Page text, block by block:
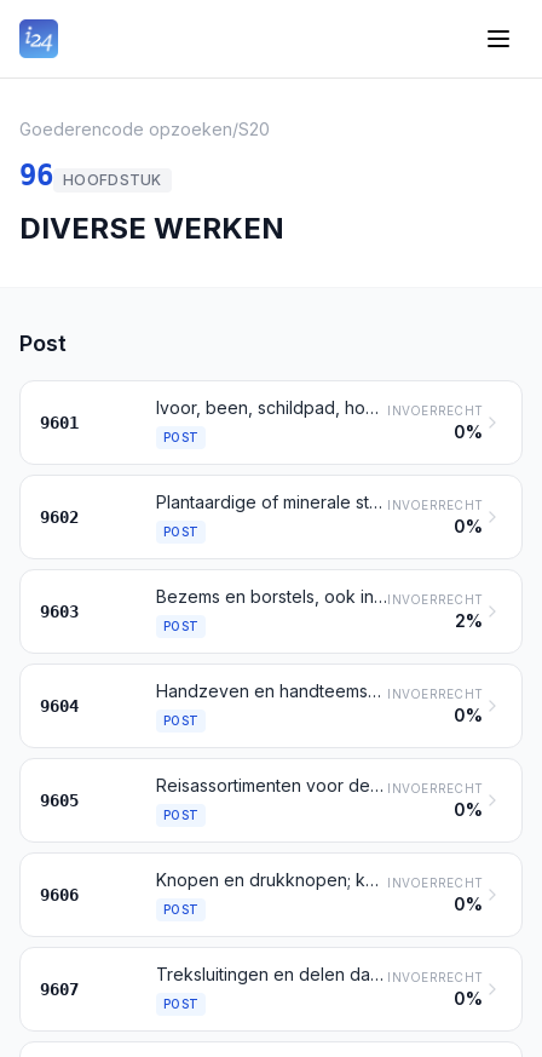
Goederencode opzoeken/S20
96 HOOFDSTUK
DIVERSE WERKEN
Post
9601
Ivoor, been, schildpad, hoorn, geweien, koraal, paarlemoer en andere stoffen van dierlijke herkomst geschikt om te worden gesneden, bewerkt; werken van deze stoffen (gevormde werken daaronder begrepen)
POST
INVOERRECHT
0%
9602
Plantaardige of minerale stoffen geschikt om te worden gesneden, bewerkt, alsmede werken van deze stoffen; gevormde of gesneden werken van was, van paraffine, van stearine, van natuurlijke gommen of harsen, van modelleerpasta, alsmede gevormde of gesneden werken, elders genoemd noch elders onder begrepen; bewerkte, niet-geharde gelatine, andere dan die bedoeld bij post 3503, alsmede werken van niet-geharde gelatine
POST
INVOERRECHT
0%
9603
Bezems en borstels, ook indien zij delen van machines, van toestellen of van voertuigen zijn, met de hand bediende mechanische vegers zonder motor, penselen, kwasten en plumeaus; gerede knotten voor borstelwerk; verfkussens en verfrollen; wissers van rubber of van andere soepele stoffen
POST
INVOERRECHT
2%
9604
Handzeven en handteemsen
POST
INVOERRECHT
0%
9605
Reisassortimenten voor de lichaamsverzorging van personen, voor het schoonmaken van schoeisel of van kleding en reisnaaigarnituren
POST
INVOERRECHT
0%
9606
Knopen en drukknopen; knoopvormen en andere delen van knopen of van drukknopen; knopen in voorwerpsvorm
POST
INVOERRECHT
0%
9607
Treksluitingen en delen daarvan
POST
INVOERRECHT
0%